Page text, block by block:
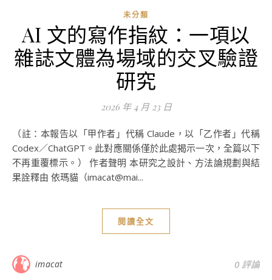
未分類
AI 文的寫作指紋：一項以
雜誌文體為場域的交叉驗證
研究
2026 年 4 月 23 日
（註：本報告以「甲作者」代稱 Claude，以「乙作者」代稱
Codex／ChatGPT。此對應關係僅於此處揭示一次，全篇以下
不再重覆標示。） 作者聲明 本研究之設計、方法論規劃與結
果詮釋由 依瑪貓（imacat@mai...
閱讀全文
imacat 0 評論